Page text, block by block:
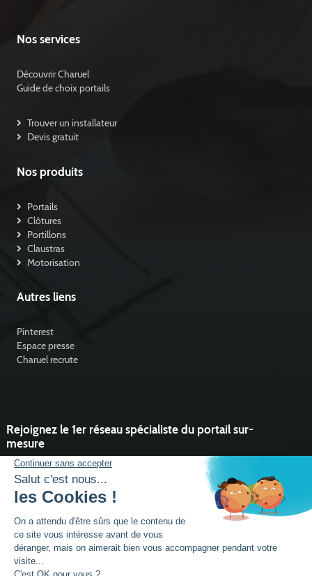
Nos services
Découvrir Charuel
Guide de choix portails
Trouver un installateur
Devis gratuit
Nos produits
Portails
Clôtures
Portillons
Claustras
Motorisation
Autres liens
Pinterest
Espace presse
Charuel recrute
Rejoignez le 1er réseau spécialiste du portail sur-
mesure
Vous souhaitez développer l'activité portail de votre entreprise ?
Rejoindre un réseau dynamique, avec un service et des outils qui
font la différence ?
DEVENIR PARTENAIRE